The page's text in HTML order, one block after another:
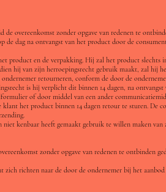
overeenkomst zonder opgave van redenen te
dag na ontvangst van het product door de
product en de verpakking. Hij zal het product
hij van zijn herroepingsrecht gebruik maakt, zal hij
retourneren, conform de door de
is hij verplicht dit binnen 14 dagen, na
of door middel van een ander
het product binnen 14 dagen retour te sturen. De
kenbaar heeft gemaakt gebruik te willen maken
zonder opgave van redenen te ontbinden
zich richten naar de door de ondernemer bij het